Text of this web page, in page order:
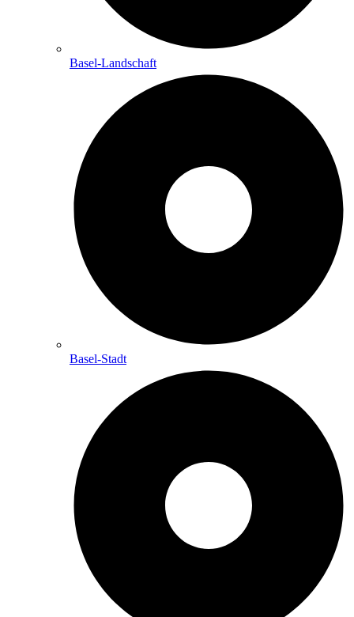
Basel-Landschaft
Basel-Stadt